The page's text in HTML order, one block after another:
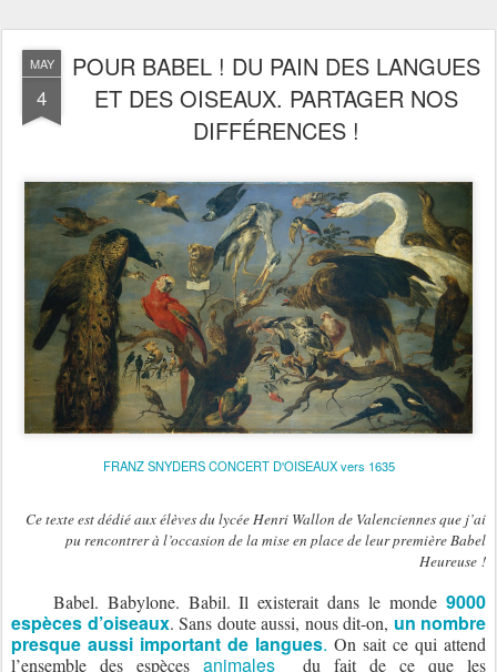
MAY
4
POUR BABEL ! DU PAIN DES LANGUES
ET DES OISEAUX. PARTAGER NOS
DIFFÉRENCES !
FRANZ SNYDERS CONCERT D'OISEAUX vers 1635
Ce texte est dédié aux élèves du lycée Henri Wallon de Valenciennes que j’ai
pu rencontrer à l’occasion de la mise en place de leur première Babel
Heureuse !
Babel. Babylone. Babil. Il existerait dans le monde 9000
espèces d’oiseaux. Sans doute aussi, nous dit-on, un nombre
presque aussi important de langues. On sait ce qui attend
l’ensemble des espèces animales du fait de ce que les